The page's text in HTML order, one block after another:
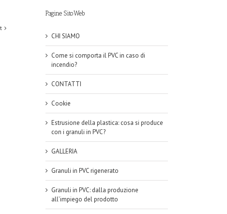
Pagine SitoWeb
CHI SIAMO
Come si comporta il PVC in caso di
incendio?
CONTATTI
Cookie
Estrusione della plastica: cosa si produce
con i granuli in PVC?
GALLERIA
Granuli in PVC rigenerato
Granuli in PVC: dalla produzione
all’impiego del prodotto